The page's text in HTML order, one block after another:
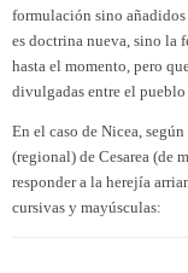
formulación sino añadidos
es doctrina nueva, sino la
hasta el momento, pero
divulgadas entre el pueblo
En el caso de Nicea,
(regional) de Cesarea (de
responder a la herejía
cursivas y mayúsculas: